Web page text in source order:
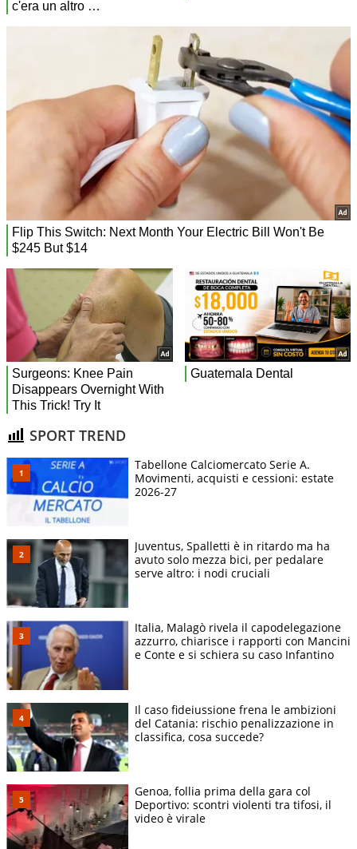
SPORT TREND
Tabellone Calciomercato Serie A.
Movimenti, acquisti e cessioni: estate
2026-27
Juventus, Spalletti è in ritardo ma ha
avuto solo mezza bici, per pedalare
serve altro: i nodi cruciali
Italia, Malagò rivela il capodelegazione
azzurro, chiarisce i rapporti con Mancini
e Conte e si schiera su caso Infantino
Il caso fideiussione frena le ambizioni
del Catania: rischio penalizzazione in
classifica, cosa succede?
Genoa, follia prima della gara col
Deportivo: scontri violenti tra tifosi, il
video è virale